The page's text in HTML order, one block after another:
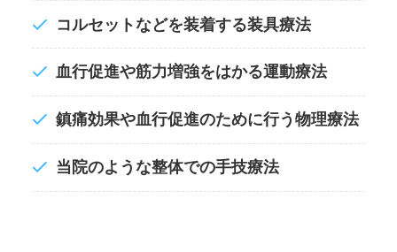
コルセットなどを装着する装具療法
血行促進や筋力増強をはかる運動療法
鎮痛効果や血行促進のために行う物理療法
当院のような整体での手技療法